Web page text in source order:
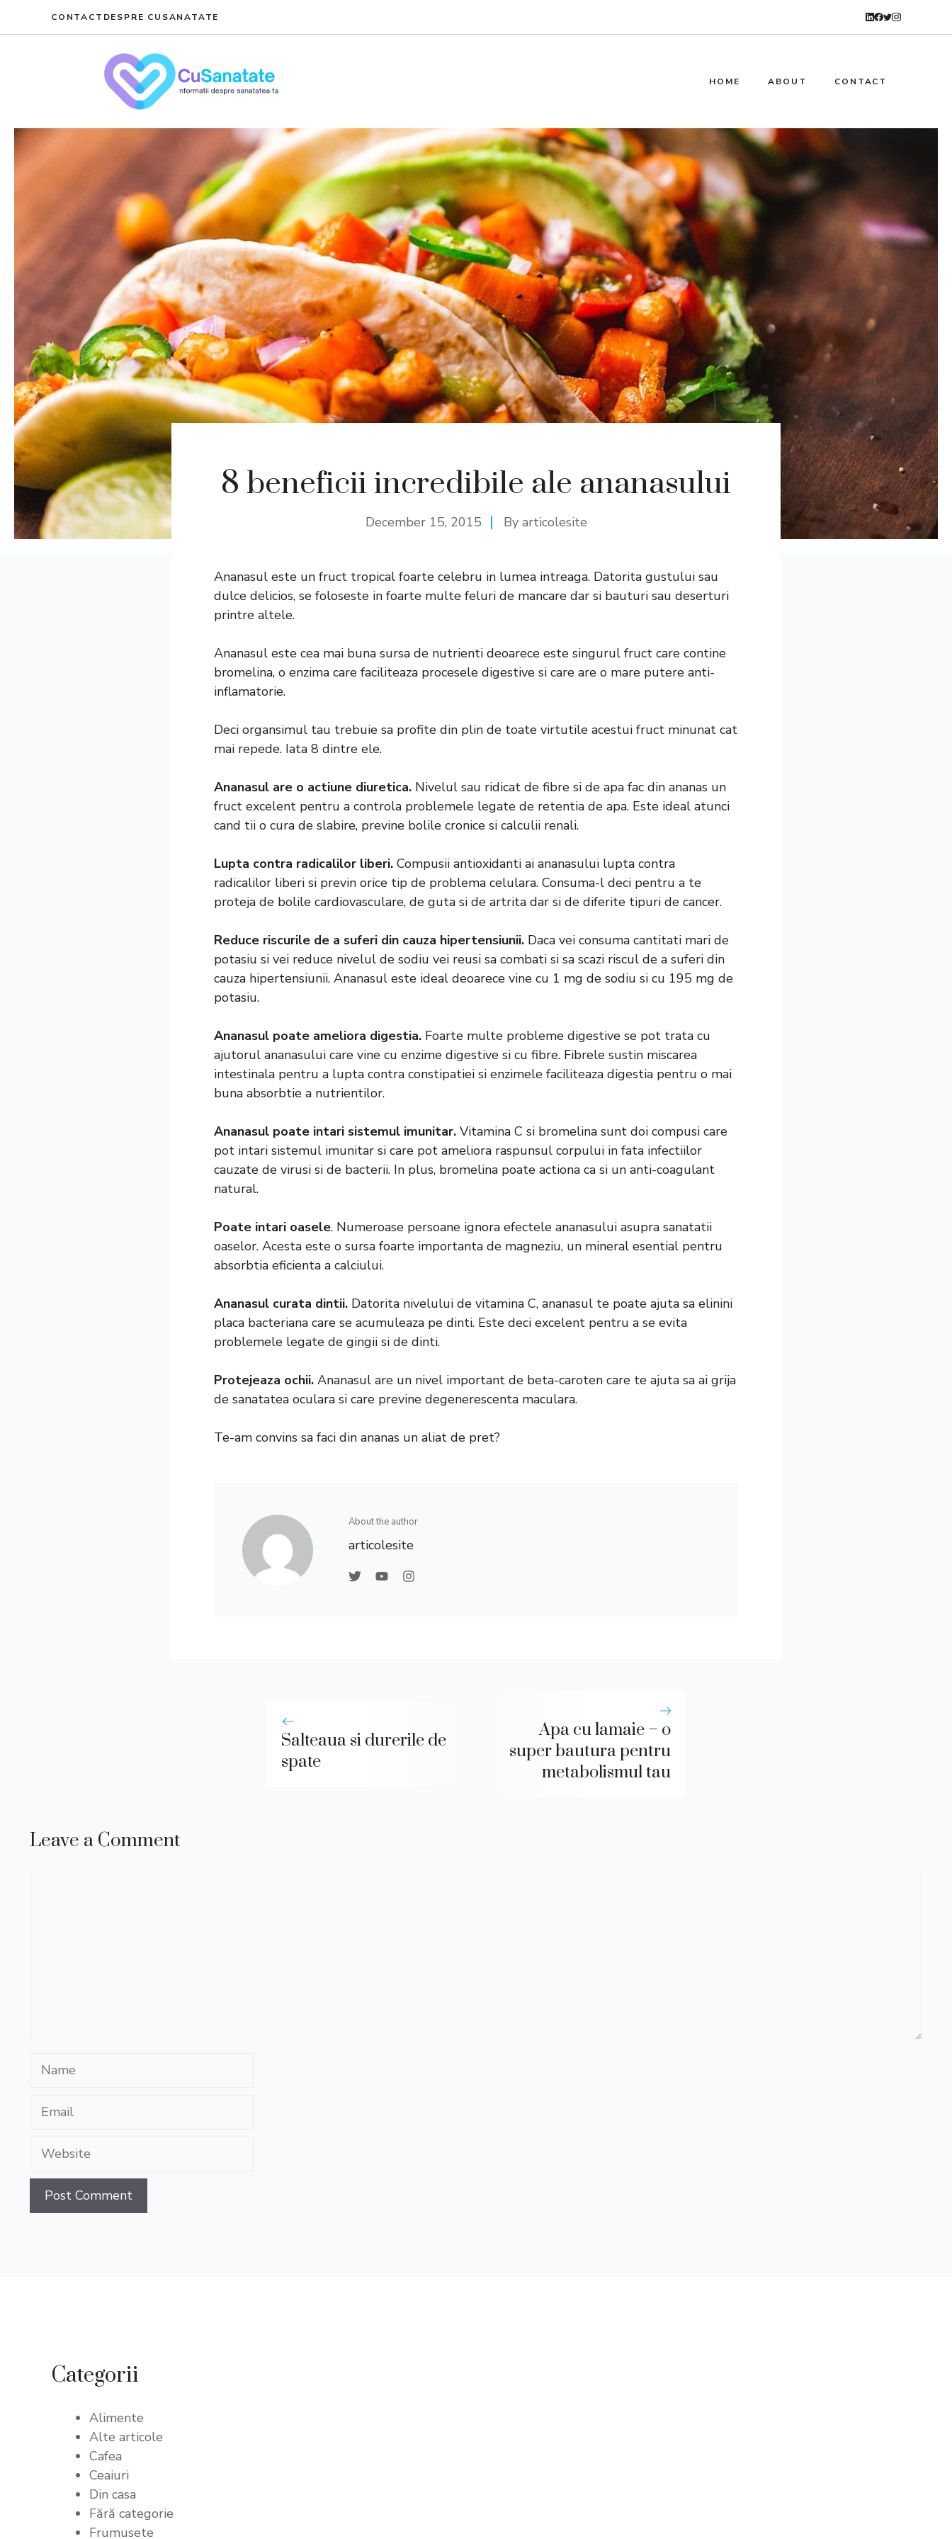
CONTACT DESPRE CUSANATATE
HOME ABOUT CONTACT
8 beneficii incredibile ale ananasului
December 15, 2015 By articolesite
Ananasul este un fruct tropical foarte celebru in lumea intreaga. Datorita gustului sau
dulce delicios, se foloseste in foarte multe feluri de mancare dar si bauturi sau deserturi
printre altele.
Ananasul este cea mai buna sursa de nutrienti deoarece este singurul fruct care contine
bromelina, o enzima care faciliteaza procesele digestive si care are o mare putere anti-
inflamatorie.
Deci organsimul tau trebuie sa profite din plin de toate virtutile acestui fruct minunat cat
mai repede. Iata 8 dintre ele.
Ananasul are o actiune diuretica. Nivelul sau ridicat de fibre si de apa fac din ananas un
fruct excelent pentru a controla problemele legate de retentia de apa. Este ideal atunci
cand tii o cura de slabire, previne bolile cronice si calculii renali.
Lupta contra radicalilor liberi. Compusii antioxidanti ai ananasului lupta contra
radicalilor liberi si previn orice tip de problema celulara. Consuma-l deci pentru a te
proteja de bolile cardiovasculare, de guta si de artrita dar si de diferite tipuri de cancer.
Reduce riscurile de a suferi din cauza hipertensiunii. Daca vei consuma cantitati mari de
potasiu si vei reduce nivelul de sodiu vei reusi sa combati si sa scazi riscul de a suferi din
cauza hipertensiunii. Ananasul este ideal deoarece vine cu 1 mg de sodiu si cu 195 mg de
potasiu.
Ananasul poate ameliora digestia. Foarte multe probleme digestive se pot trata cu
ajutorul ananasului care vine cu enzime digestive si cu fibre. Fibrele sustin miscarea
intestinala pentru a lupta contra constipatiei si enzimele faciliteaza digestia pentru o mai
buna absorbtie a nutrientilor.
Ananasul poate intari sistemul imunitar. Vitamina C si bromelina sunt doi compusi care
pot intari sistemul imunitar si care pot ameliora raspunsul corpului in fata infectiilor
cauzate de virusi si de bacterii. In plus, bromelina poate actiona ca si un anti-coagulant
natural.
Poate intari oasele. Numeroase persoane ignora efectele ananasului asupra sanatatii
oaselor. Acesta este o sursa foarte importanta de magneziu, un mineral esential pentru
absorbtia eficienta a calciului.
Ananasul curata dintii. Datorita nivelului de vitamina C, ananasul te poate ajuta sa elinini
placa bacteriana care se acumuleaza pe dinti. Este deci excelent pentru a se evita
problemele legate de gingii si de dinti.
Protejeaza ochii. Ananasul are un nivel important de beta-caroten care te ajuta sa ai grija
de sanatatea oculara si care previne degenerescenta maculara.
Te-am convins sa faci din ananas un aliat de pret?
About the author
articolesite
Salteaua si durerile de
spate
Apa cu lamaie – o
super bautura pentru
metabolismul tau
Leave a Comment
Name
Email
Website
Categorii
Alimente
Alte articole
Cafea
Ceaiuri
Din casa
Fără categorie
Frumusete